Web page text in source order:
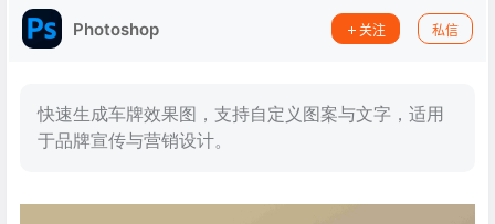
Photoshop 关注 私信
快速生成车牌效果图，支持自定义图案与文字，适用
于品牌宣传与营销设计。